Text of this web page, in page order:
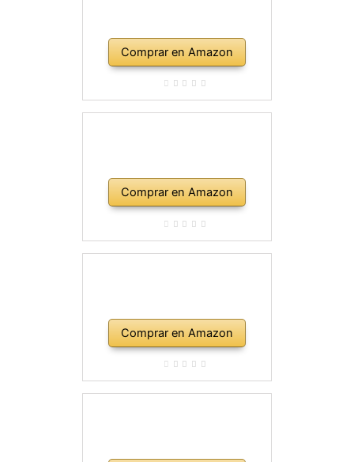
Comprar en Amazon
Comprar en Amazon
Comprar en Amazon